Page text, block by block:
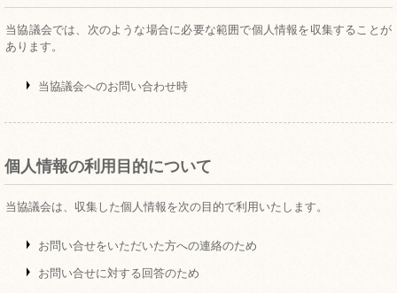
当協議会では、次のような場合に必要な範囲で個人情報を収集することが
あります。
当協議会へのお問い合わせ時
個人情報の利用目的について
当協議会は、収集した個人情報を次の目的で利用いたします。
お問い合せをいただいた方への連絡のため
お問い合せに対する回答のため